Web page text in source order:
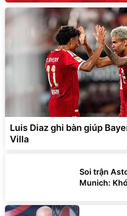
Luis Diaz ghi bàn giúp
Villa
Soi trận
Munich: